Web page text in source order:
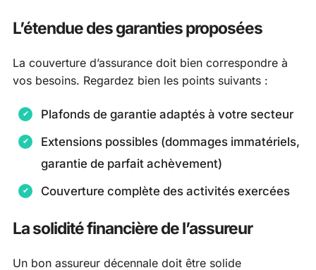
L’étendue des garanties proposées
La couverture d’assurance doit bien correspondre à
vos besoins. Regardez bien les points suivants :
Plafonds de garantie adaptés à votre secteur
Extensions possibles (dommages immatériels,
garantie de parfait achèvement)
Couverture complète des activités exercées
La solidité financière de l’assureur
Un bon assureur décennale doit être solide